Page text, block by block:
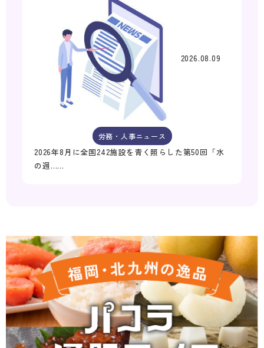
2026.08.09
労務・人事ニュース
2026年8月に全国242施設を青く照らした第50回「水
の週……